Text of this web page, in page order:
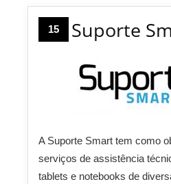
15 Suporte
A Suporte Smart tem como
serviços de assistência
tablets e notebooks de